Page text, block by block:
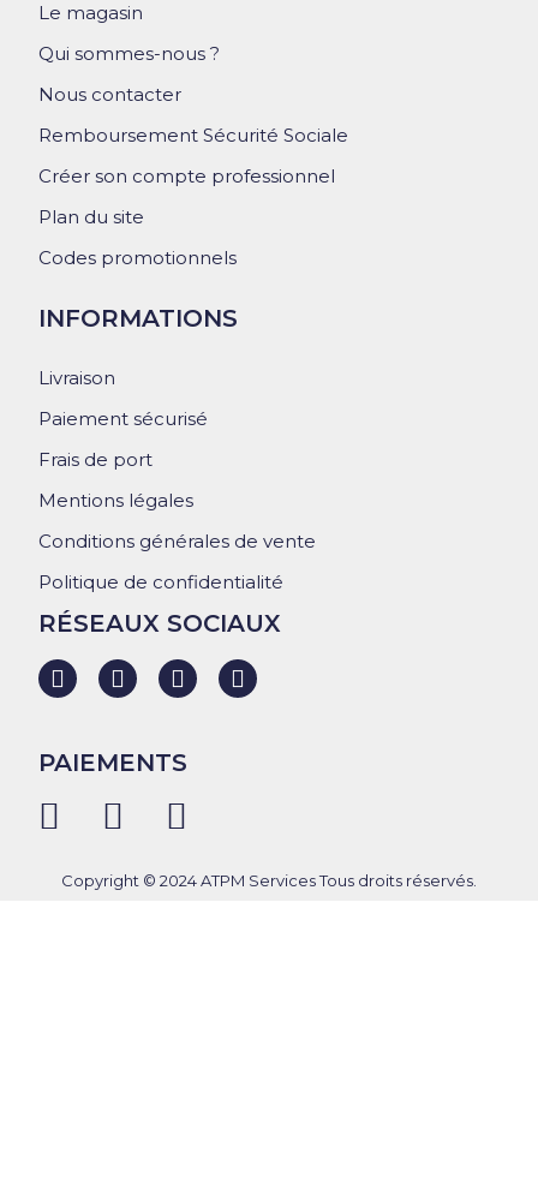
Le magasin
Qui sommes-nous ?
Nous contacter
Remboursement Sécurité Sociale
Créer son compte professionnel
Plan du site
Codes promotionnels
INFORMATIONS
Livraison
Paiement sécurisé
Frais de port
Mentions légales
Conditions générales de vente
Politique de confidentialité
RÉSEAUX SOCIAUX
PAIEMENTS
Copyright © 2024 ATPM Services Tous droits réservés.